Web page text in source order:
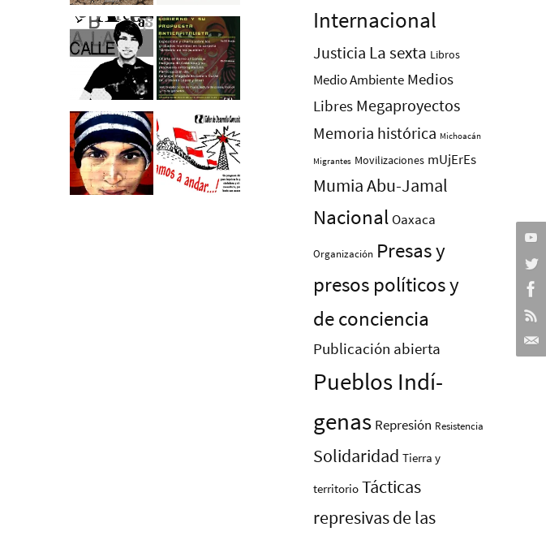
Internacional
Justicia La sexta Libros
Medio Ambiente Medios
Libres Megaproyectos
Memoria histórica Michoacán
Migrantes Movilizaciones mUjErEs
Mumia Abu-Jamal
Nacional Oaxaca
Organización Presas y
presos polí­ticos y
de conciencia
Publicación abierta
Pueblos Indí­
genas Represión Resistencia
Solidaridad Tierra y
territorio Tácticas
represivas de las